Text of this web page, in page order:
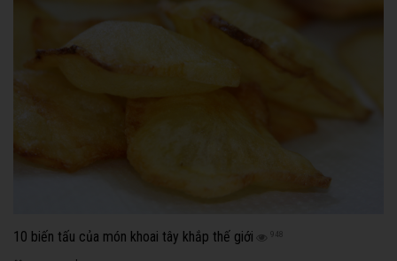
10 biến tấu của món khoai tây khắp thế giới 948